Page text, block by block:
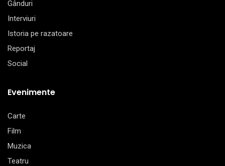
Gânduri
Interviuri
Istoria pe razatoare
Reportaj
Social
Evenimente
Carte
Film
Muzica
Teatru